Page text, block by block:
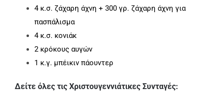
4 κ.σ. ζάχαρη άχνη + 300 γρ. ζάχαρη άχνη για
πασπάλισμα
4 κ.σ. κονιάκ
2 κρόκους αυγών
1 κ.γ. μπέικιν πάουντερ
Δείτε όλες τις Χριστουγεννιάτικες Συνταγές: